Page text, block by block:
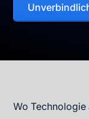
Wo